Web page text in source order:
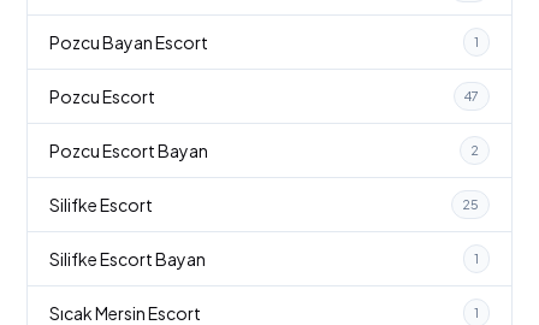
Pozcu Bayan Escort 1
Pozcu Escort 47
Pozcu Escort Bayan 2
Silifke Escort 25
Silifke Escort Bayan 1
Sıcak Mersin Escort 1